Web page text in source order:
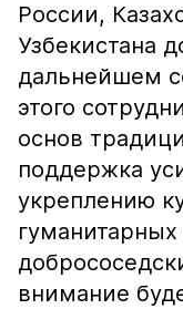
России,
Узбекистана
дальнейшем
этого
основ
поддержка
укреплению
внимание